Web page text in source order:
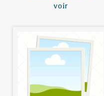
voir